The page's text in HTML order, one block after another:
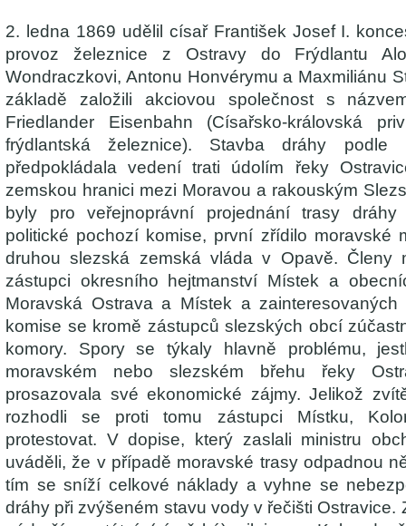
2. ledna 1869 udělil císař František Josef I.
provoz železnice z Ostravy do Frýdlantu
Wondraczkovi, Antonu Honvérymu a Maxmiliánu
základě založili akciovou společnost s
Friedlander Eisenbahn (Císařsko-královská
frýdlantská železnice). Stavba dráhy podle
předpokládala vedení trati údolím řeky
zemskou hranici mezi Moravou a rakouským
byly pro veřejnoprávní projednání trasy
politické pochozí komise, první zřídilo moravské
druhou slezská zemská vláda v Opavě. Členy
zástupci okresního hejtmanství Místek a
Moravská Ostrava a Místek a
komise se kromě zástupců slezských obcí
komory. Spory se týkaly hlavně problému,
moravském nebo slezském břehu řeky
prosazovala své ekonomické zájmy. Jelikož
rozhodli se proti tomu zástupci Místku,
protestovat. V dopise, který zaslali ministru
uváděli, že v případě moravské trasy odpadnou
tím se sníží celkové náklady a vyhne se
dráhy při zvýšeném stavu vody v řečišti Ostravice.